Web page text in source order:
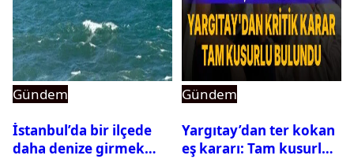
Gündem
İstanbul’da bir ilçede
daha denize girmek
Gündem
Yargıtay’dan ter kokan
eş kararı: Tam kusurlu